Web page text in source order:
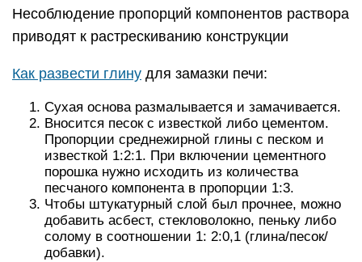
Несоблюдение пропорций компонентов раствора
приводят к растрескиванию конструкции
Как развести глину для замазки печи:
Сухая основа размалывается и замачивается.
Вносится песок с известкой либо цементом.
Пропорции среднежирной глины с песком и
известкой 1:2:1. При включении цементного
порошка нужно исходить из количества
песчаного компонента в пропорции 1:3.
Чтобы штукатурный слой был прочнее, можно
добавить асбест, стекловолокно, пеньку либо
солому в соотношении 1: 2:0,1 (глина/песок/
добавки).